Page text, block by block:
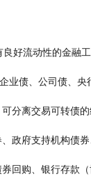
资范围为具有良好流动性的
业债、公司债、央
次级债、可分离交易可转
短期融资券、政府支持机
证券、债券回购、银行存